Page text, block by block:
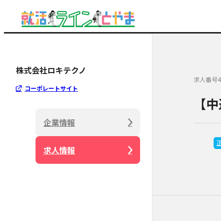
株式会社ロキテクノ
コーポレートサイト
企業情報
求人情報
求人番号
【